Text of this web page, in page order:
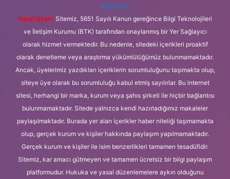
@karabul
Yasal Uyarı: Sitemiz, 5651 Sayılı Kanun gereğince Bilgi Teknolojileri
ve İletişim Kurumu (BTK) tarafından onaylanmış bir Yer Sağlayıcı
olarak hizmet vermektedir. Bu nedenle, sitedeki içerikleri proaktif
olarak denetleme veya araştırma yükümlülüğümüz bulunmamaktadır.
Ancak, üyelerimiz yazdıkları içeriklerin sorumluluğunu taşımakta olup,
siteye üye olarak bu sorumluluğu kabul etmiş sayılırlar. Bu internet
sitesi, herhangi bir marka, kurum veya şahıs şirketi ile hiçbir bağlantısı
bulunmamaktadır. Sitede yalnızca kendi hazırladığımız makaleler
paylaşılmaktadır. Burada yer alan içerikler haber niteliği taşımamakta
olup, gerçek kurum ve kişiler hakkında paylaşım yapılmamaktadır.
Gerçek kurum ve kişiler ile isim benzerlikleri tamamen tesadüfidir.
Sitemiz, kar amacı gütmeyen ve tamamen ücretsiz bir bilgi paylaşım
platformudur. Hukuka ve yasal düzenlemelere aykırı olduğunu